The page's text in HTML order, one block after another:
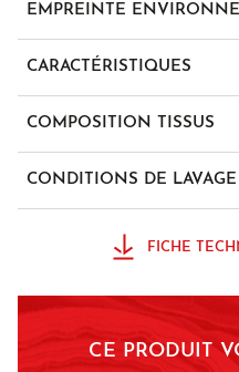
EMPREINTE
CARACTÉRISTIQUES
poches genouillères
COMPOSITION TISSUS
CONDITIONS DE LAVAGE
lavage à 75°C
normal avec solvant
type perchlo ou
hydrocarbures
FICHE
CE PRODUIT